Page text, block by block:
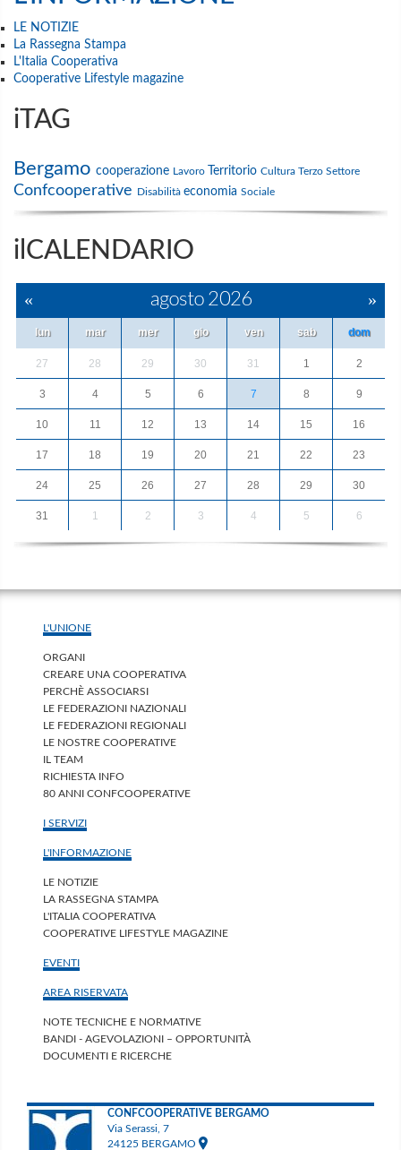
LE NOTIZIE
La Rassegna Stampa
L'Italia Cooperativa
Cooperative Lifestyle magazine
iTAG
Bergamo cooperazione Lavoro Territorio Cultura Terzo Settore
Confcooperative Disabilità economia Sociale
ilCALENDARIO
« agosto 2026 »
lun mar mer gio ven sab dom
27 28 29 30 31 1 2
3 4 5 6 7 8 9
10 11 12 13 14 15 16
17 18 19 20 21 22 23
24 25 26 27 28 29 30
31 1 2 3 4 5 6
L'UNIONE
ORGANI
CREARE UNA COOPERATIVA
PERCHÈ ASSOCIARSI
LE FEDERAZIONI NAZIONALI
LE FEDERAZIONI REGIONALI
LE NOSTRE COOPERATIVE
IL TEAM
RICHIESTA INFO
80 ANNI CONFCOOPERATIVE
I SERVIZI
L'INFORMAZIONE
LE NOTIZIE
LA RASSEGNA STAMPA
L'ITALIA COOPERATIVA
COOPERATIVE LIFESTYLE MAGAZINE
EVENTI
AREA RISERVATA
NOTE TECNICHE E NORMATIVE
BANDI - AGEVOLAZIONI – OPPORTUNITÀ
DOCUMENTI E RICERCHE
CONFCOOPERATIVE BERGAMO
Via Serassi, 7
24125 BERGAMO